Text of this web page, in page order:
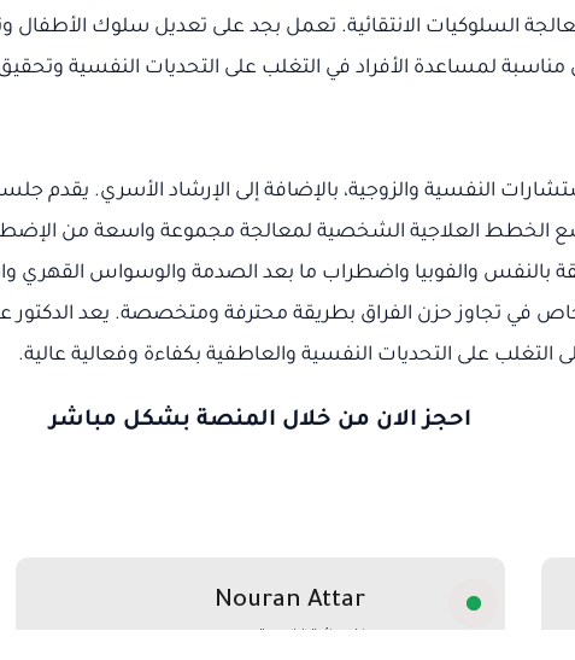
السلوكيات الانتقائية. تعمل بجد على تعديل سلوك الأطفال
مناسبة لمساعدة الأفراد في التغلب على التحديات النفسية
النفسية والزوجية، بالإضافة إلى الإرشاد الأسري. يقدم
الخطط العلاجية الشخصية لمعالجة مجموعة واسعة من
بالنفس والفوبيا واضطراب ما بعد الصدمة والوسواس
في تجاوز حزن الفراق بطريقة محترفة ومتخصصة. يعد الدكتور
التغلب على التحديات النفسية والعاطفية بكفاءة وفعالية عالية.
احجز الان من خلال المنصة بشكل مباشر